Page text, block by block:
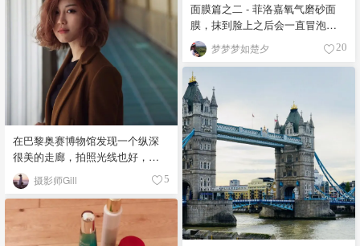
面膜篇之二 - 菲洛嘉氧气磨砂面
膜，抹到脸上之后会一直冒泡
泡，很有趣，清洁力度也够强。
取用方式也很特别，是整体向下
按压，从中间就会冒出来面膜啦~
可以防止污染~~ 但是个人觉得就
“冒泡面膜”来说，Rodial家的蛇毒
更好用，下次会分享~ 文艺复兴面
膜，对于我这个混合皮来说，是
一个挺温和的焕肤面膜，一周一
到两次就够了~ Mario Badescu家
有名的银粉，是粉末状的，取出
放在手心，稍微湿润后抹在T区，
去角质收毛孔效果很棒~
梦梦梦如楚夕 20
在巴黎奥赛博物馆发现一个纵深
很美的走廊，拍照光线也好，驼
色大衣和灰度比较高的青绿色地
砖太搭了！
摄影师Gill 5